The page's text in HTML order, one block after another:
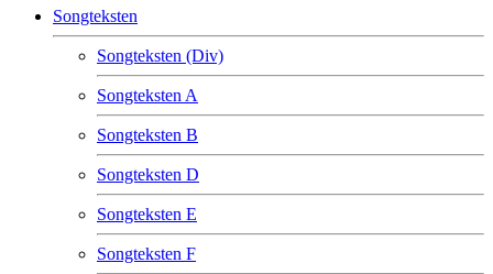
Songteksten
Songteksten (Div)
Songteksten A
Songteksten B
Songteksten D
Songteksten E
Songteksten F